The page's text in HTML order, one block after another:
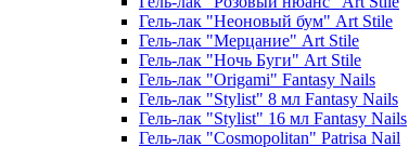
Гель-лак "Неоновый бум" Art Stile
Гель-лак "Мерцание" Art Stile
Гель-лак "Ночь Буги" Art Stile
Гель-лак "Origami" Fantasy Nails
Гель-лак "Stylist" 8 мл Fantasy Nails
Гель-лак "Stylist" 16 мл Fantasy Nails
Гель-лак "Cosmopolitan" Patrisa Nail